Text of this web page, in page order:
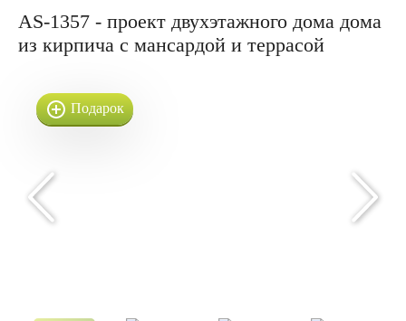
AS-1357 - проект двухэтажного дома дома
из кирпича с мансардой и террасой
Подарок